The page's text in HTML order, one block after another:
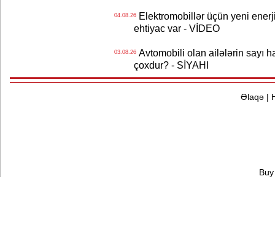
04.08.26Elektromobillər üçün yeni
ehtiyac var - VİDEO
03.08.26Avtomobili olan ailələrin sayı
çoxdur? - SİYAHI
Əlaqə|